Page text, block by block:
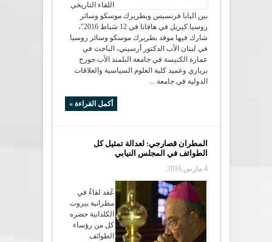
اللقاء التاريخي
بين البابا فرنسيس وبطريرك موسكو وسائر
روسيا كيريل في هافانا في 12 شباط 2016″،
شارك فيها موفد بطريرك موسكو وسائر روسيا
في لبنان الأب الدكتور أرسيني، الباحث في
عمارة الكنيسة في جامعة البلمند الأب جورج
برباري وعميد كلية العلوم السياسية والعلاقات
الدولية في جامعة ...
أكمل القراءة »
المطران قصارجي: لعدالة تمثيل كل
الطوائف في المجلس النيابي
4 مارس,2016
عُقد لقاءٌ في
مطرانية بيروت
الكلدانية حضره
كل من رؤساء
الطوائف